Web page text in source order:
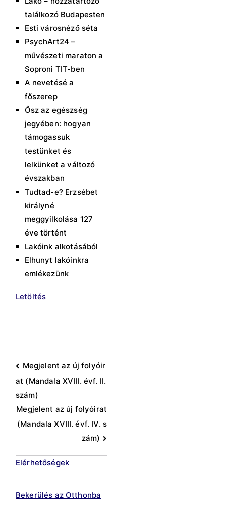
találkozó Budapesten
Esti városnéző séta
PsychArt24 –
művészeti maraton a
Soproni TIT-ben
A nevetésé a
főszerep
Ősz az egészség
jegyében: hogyan
támogassuk
testünket és
lelkünket a változó
évszakban
Tudtad-e? Erzsébet
királyné
meggyilkolása 127
éve történt
Lakóink alkotásából
Elhunyt lakóinkra
emlékezünk
Letöltés
Bejegyzés
navigáció
Megjelent az új folyóir
at (Mandala XVIII. évf. II.
szám)
Megjelent az új folyóirat
(Mandala XVIII. évf. IV. s
zám)
Elérhetőségek
Bekerülés az Otthonba